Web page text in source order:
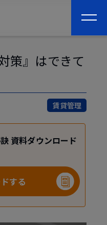
策』はできて
賃貸管理
資料ダウンロード
する